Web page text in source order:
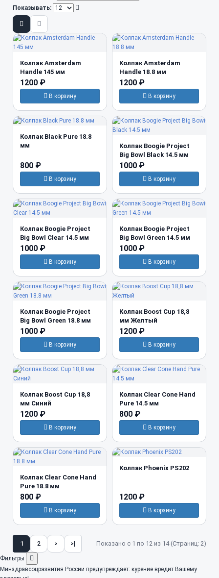
Показывать:
Колпак Amsterdam
Handle 145 мм
1200 ₽
В корзину
Колпак Amsterdam
Handle 18.8 мм
1200 ₽
В корзину
Колпак Black Pure 18.8
мм
800 ₽
В корзину
Колпак Boogie Project
Big Bowl Black 14.5 мм
1000 ₽
В корзину
Колпак Boogie Project
Big Bowl Clear 14.5 мм
1000 ₽
В корзину
Колпак Boogie Project
Big Bowl Green 14.5 мм
1000 ₽
В корзину
Колпак Boogie Project
Big Bowl Green 18.8 мм
1000 ₽
В корзину
Колпак Boost Cup 18,8
мм Желтый
1200 ₽
В корзину
Колпак Boost Cup 18,8
мм Синий
1200 ₽
В корзину
Колпак Clear Cone Hand
Pure 14.5 мм
800 ₽
В корзину
Колпак Clear Cone Hand
Pure 18.8 мм
800 ₽
В корзину
Колпак Phoenix PS202
1200 ₽
В корзину
1 2 > >| Показано с 1 по 12 из 14 (Страниц: 2)
Фильтры
Минздравсоцразвития России предупреждает: курение вредит Вашему